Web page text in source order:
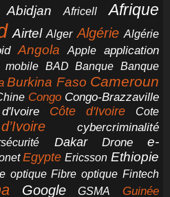
Abidjan Africell Afrique
Airtel Alger Algérie Algérie
Angola Apple application
mobile BAD Banque Banque
Burkina Faso Cameroun
Congo Congo-Brazzaville
Côte d'Ivoire
Cote
cybercriminalité
Dakar Drone
e-
Egypte Ericsson Ethiopie
optique Fibre optique Fintech
Google GSMA Guinée